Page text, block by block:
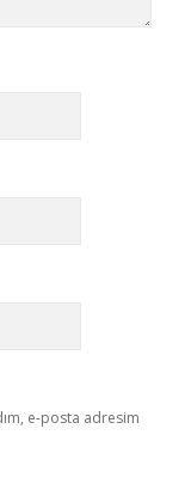
e-posta adresim